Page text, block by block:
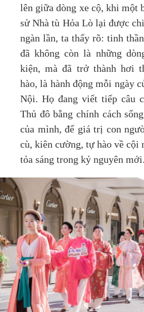
lên giữa dòng xe cộ, khi một
sử Nhà tù Hỏa Lò lại được
ngàn lần, ta thấy rõ: tinh
đã không còn là những
kiện, mà đã trở thành hơi
hào, là hành động mỗi ngày
Nội. Họ đang viết tiếp câu
Thủ đô bằng chính cách
của mình, để giá trị con
cù, kiên cường, tự hào về cội
tỏa sáng trong kỷ nguyên mới.